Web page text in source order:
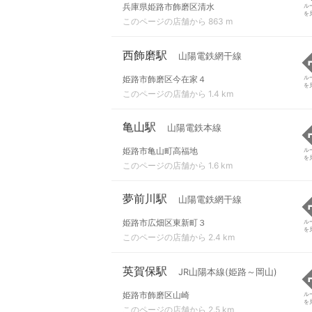
兵庫県姫路市飾磨区清水
このページの店舗から 863 m
ル
を
西飾磨駅 山陽電鉄網干線
姫路市飾磨区今在家４
このページの店舗から 1.4 km
ル
を
亀山駅 山陽電鉄本線
姫路市亀山町高福地
このページの店舗から 1.6 km
ル
を
夢前川駅 山陽電鉄網干線
姫路市広畑区東新町３
このページの店舗から 2.4 km
ル
を
英賀保駅 JR山陽本線(姫路～岡山)
姫路市飾磨区山崎
このページの店舗から 2.5 km
ル
を